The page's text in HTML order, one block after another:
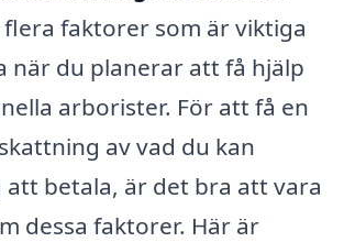
flera faktorer som är viktiga
när du planerar att få hjälp
arborister. För att få en
av vad du kan
betala, är det bra att vara
dessa faktorer. Här är